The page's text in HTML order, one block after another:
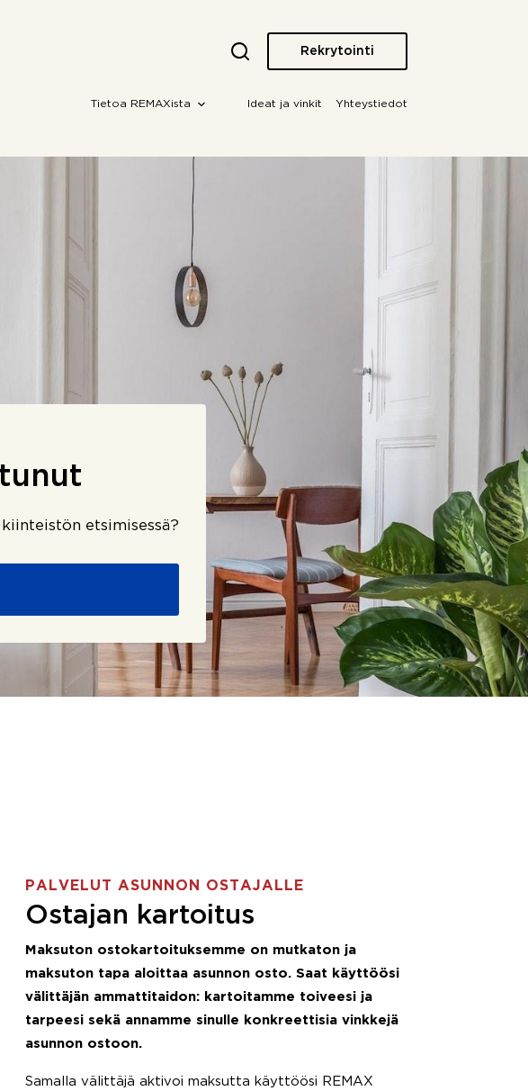
Rekrytointi
Tietoa REMAXista Ideat ja vinkit Yhteystiedot
etsimisessä?
PALVELUT ASUNNON OSTAJALLE
Ostajan kartoitus
Maksuton ostokartoituksemme on mutkaton ja
maksuton tapa aloittaa asunnon osto. Saat käyttöösi
välittäjän ammattitaidon: kartoitamme toiveesi ja
tarpeesi sekä annamme sinulle konkreettisia vinkkejä
asunnon ostoon.
Samalla välittäjä aktivoi maksutta käyttöösi REMAX